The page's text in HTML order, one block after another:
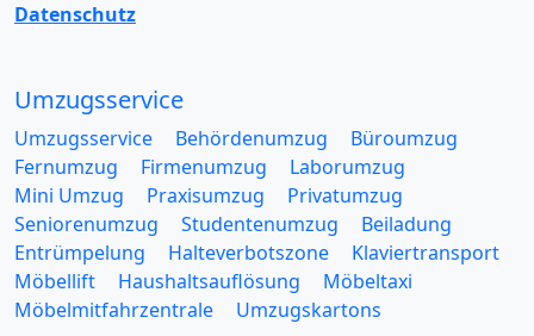
Datenschutz
Umzugsservice
Umzugsservice Behördenumzug
Büroumzug
Fernumzug
Firmenumzug
Laborumzug
Mini Umzug
Praxisumzug
Privatumzug
Seniorenumzug
Studentenumzug
Beiladung
Entrümpelung
Halteverbotszone
Klaviertransport
Möbellift
Haushaltsauflösung
Möbeltaxi
Möbelmitfahrzentrale
Umzugskartons